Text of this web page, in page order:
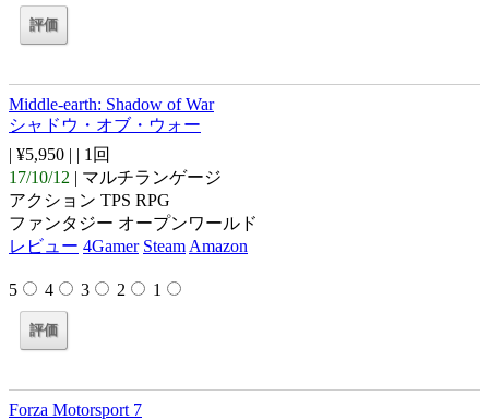
Middle-earth: Shadow of War
シャドウ・オブ・ウォー
| ¥5,950 | | 1回
17/10/12 | マルチランゲージ
アクション TPS RPG
ファンタジー オープンワールド
レビュー 4Gamer Steam Amazon
5 4 3 2 1
Forza Motorsport 7